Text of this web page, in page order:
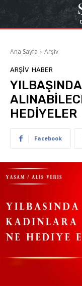
Ana Sayfa Arşiv
ARŞIV HABER
HEDİYELER
Facebook